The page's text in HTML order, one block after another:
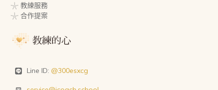
𓇼 教練服務
𓇼 合作提案
Line ID: @300esxcg